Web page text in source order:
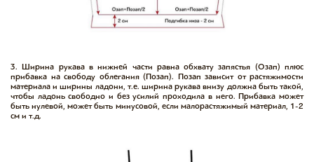
3. Ширина рукава в нижней части равна обхвату запястья (Озап) плюс
прибавка на свободу облегания (Позап). Позап зависит от растяжимости
материала и ширины ладони, т.е. ширина рукава внизу должна быть такой,
чтобы ладонь свободно и без усилий проходила в него. Прибавка может
быть нулевой, может быть минусовой, если малорастяжимый материал, 1-2
см и т.д.